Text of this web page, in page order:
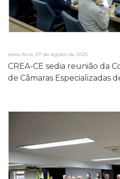
sexta-feira, 07 de agosto de 2026
CREA-CE sedia reunião da
de Câmaras Especializadas